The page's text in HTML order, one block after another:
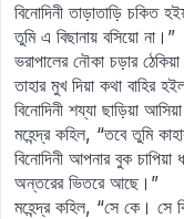
বিনোদিনী তাড়াতাড়ি চকিত
তুমি এ বিছানায় বসিয়ো না।”
ভরাপালের নৌকা চড়ার
তাহার মুখ দিয়া কথা বাহির
বিনোদিনী শয্যা ছাড়িয়া
মহেন্দ্র কহিল, “তবে তুমি
বিনোদিনী আপনার বুক
অন্তরের ভিতরে আছে।”
মহেন্দ্র কহিল, “সে কে। সে